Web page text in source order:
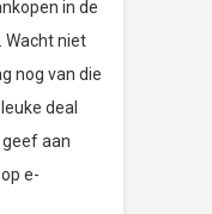
in de
Wacht niet
nog van die
deal
geef aan
e-